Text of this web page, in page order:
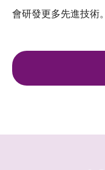
會研發更多先進技術。